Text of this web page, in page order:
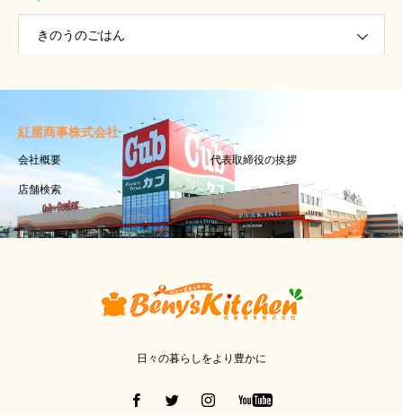
きのうのごはん
紅屋商事株式会社
会社概要 代表取締役の挨拶
店舗検索
日々の暮らしをより豊かに